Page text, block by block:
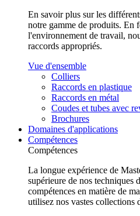
En savoir plus sur les
notre gamme de produits. En
l'environnement de travail,
raccords appropriés.
Vue d'ensemble
Colliers
Raccords en plastique
Raccords en métal
Coudes et tubes avec
Brochures
Domaines d'applications
Compétences
Compétences
La longue expérience de
supérieure de nos techniques
compétences en matière de
utilisez nos vastes collections